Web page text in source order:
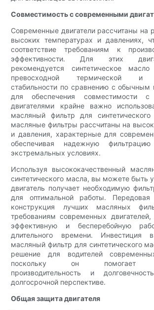
Совместимость с современными
Современные двигатели рассчитаны на
высоких температурах и давлениях,
соответствие требованиям к
эффективности. Для этих
рекомендуется синтетическое
превосходной термической и
стабильности по сравнению с
для обеспечения совместимости с
двигателями крайне важно
масляный фильтр для
масляные фильтры рассчитаны на
и давления, характерные для
обеспечивая надежную
экстремальных условиях.
Используя высококачественный
синтетического масла, вы можете быть
двигатель получает необходимую
для оптимальной работы.
конструкция лучших масляных
требованиям современных двигателей,
эффективную и бесперебойную
длительного времени. Инвестиция
масляный фильтр для синтетического
решение для водителей
поскольку он помогает
производительность и
долгосрочной перспективе.
Общая защита двигателя